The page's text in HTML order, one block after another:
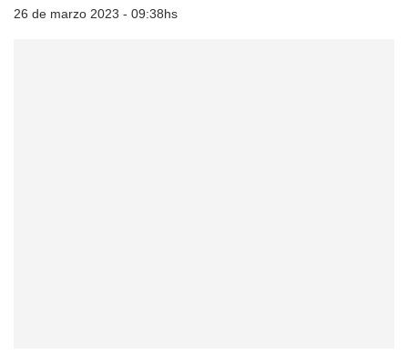
26 de marzo 2023 - 09:38hs